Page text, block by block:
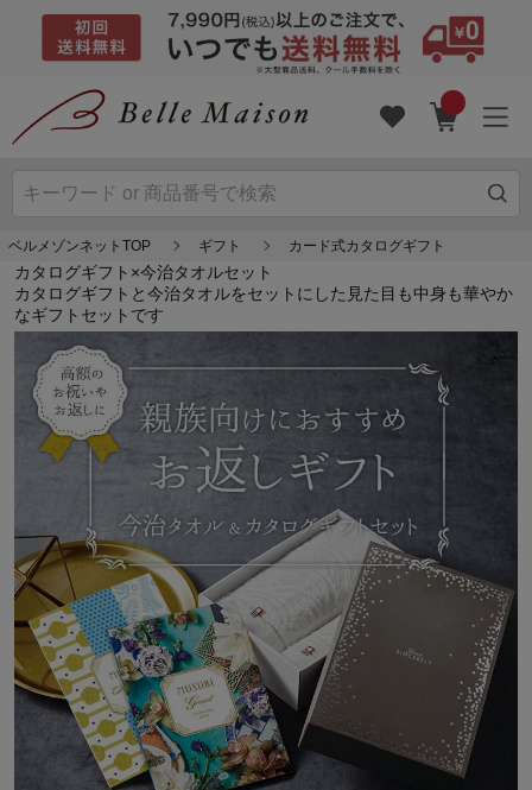
ベルメゾンネットTOP ギフト カード式カタログギフト
カタログギフト×今治タオルセット
カタログギフトと今治タオルをセットにした見た目も中身も華やか
なギフトセットです